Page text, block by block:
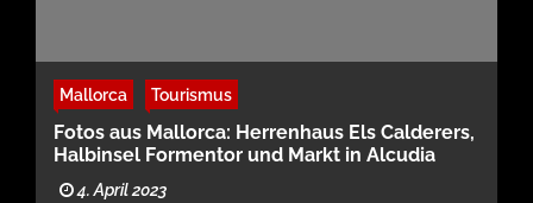
Mallorca Tourismus
Fotos aus Mallorca: Herrenhaus Els Calderers,
Halbinsel Formentor und Markt in Alcudia
4. April 2023